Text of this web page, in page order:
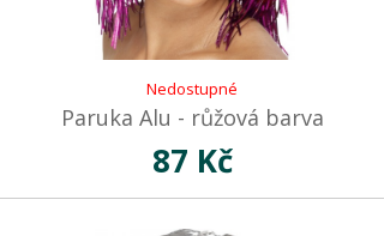
Nedostupné
Paruka Alu - růžová barva
87 Kč